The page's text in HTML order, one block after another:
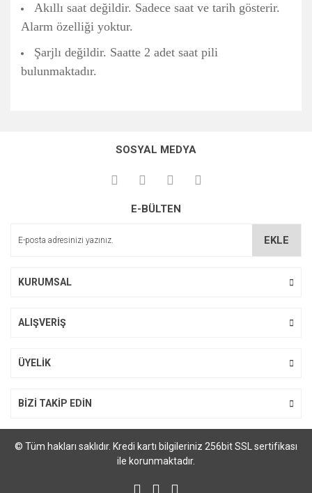
Akıllı saat değildir. Sadece saat ve tarih gösterir.
Alarm özelliği yoktur.
Şarjlı değildir. Saatte 2 adet saat pili
bulunmaktadır.
kullanarak tarafımıza iletebilirsiniz.
Görüş ve önerileriniz için teşekkür ederiz.
Ürün açıklamasında eksik bilgiler bulunuyor.
SOSYAL MEDYA
E-BÜLTEN
EKLE
KURUMSAL
ALIŞVERİŞ
ÜYELİK
BİZİ TAKİP EDİN
© Tüm hakları saklıdır. Kredi kartı bilgileriniz 256bit SSL sertifikası
ile korunmaktadır.